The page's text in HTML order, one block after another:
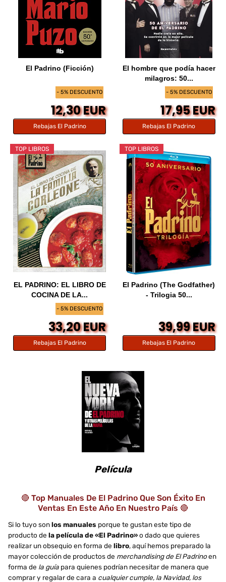
- 5% DESCUENTO
El Padrino (Ficción)
12,30 EUR
Rebajas El Padrino
- 5% DESCUENTO
El hombre que podía hacer
milagros: 50...
17,95 EUR
Rebajas El Padrino
- 5% DESCUENTO
TOP LIBROS
EL PADRINO: EL LIBRO DE
COCINA DE LA...
33,20 EUR
Rebajas El Padrino
TOP LIBROS
El Padrino (The Godfather)
- Trilogia 50...
39,99 EUR
Rebajas El Padrino
Película
🔴 Top Manuales De El Padrino Que Son Éxito En
Ventas En Este Año En Nuestro País 🔴
Si lo tuyo sonlos manuales porque te gustan este tipo de
producto de la película de «El Padrino»o dado que quieres
realizar un obsequio en forma de libro, aquí hemos preparado la
mayor colección de productos de merchandising de El Padrinoen
forma de la guía para quienes podrían necesitar de manera que
comprar y regalar de cara a cualquier cumple, la Navidad, los